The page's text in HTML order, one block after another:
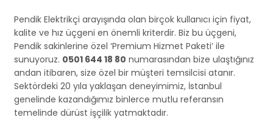
Pendik Elektrikçi arayışında olan birçok kullanıcı için fiyat,
kalite ve hız üçgeni en önemli kriterdir. Biz bu üçgeni,
Pendik sakinlerine özel ‘Premium Hizmet Paketi’ ile
sunuyoruz. 0501 644 18 80 numarasından bize ulaştığınız
andan itibaren, size özel bir müşteri temsilcisi atanır.
Sektördeki 20 yıla yaklaşan deneyimimiz, İstanbul
genelinde kazandığımız binlerce mutlu referansın
temelinde dürüst işçilik yatmaktadır.